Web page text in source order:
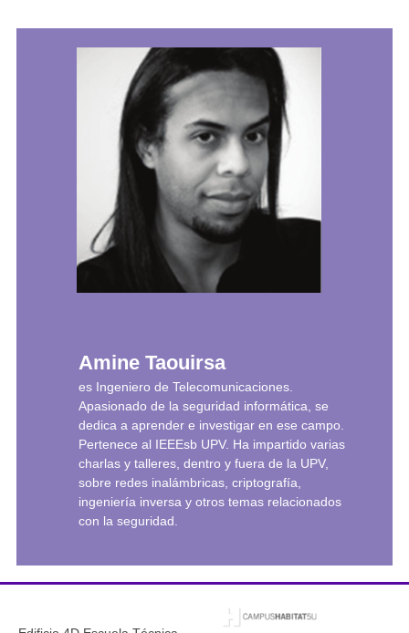
Amine Taouirsa
es Ingeniero de Telecomunicaciones.
Apasionado de la seguridad informática, se
dedica a aprender e investigar en ese campo.
Pertenece al IEEEsb UPV. Ha impartido varias
charlas y talleres, dentro y fuera de la UPV,
sobre redes inalámbricas, criptografía,
ingeniería inversa y otros temas relacionados
con la seguridad.